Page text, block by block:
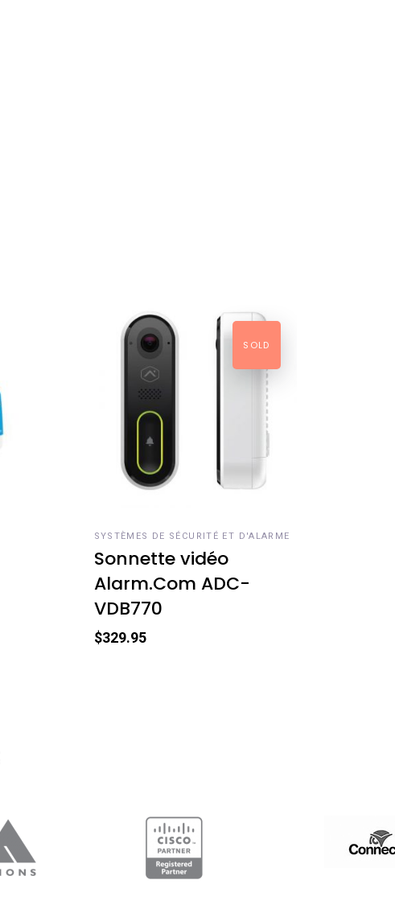
SOLD
LIRE LA SUITE
SYSTÈMES DE SÉCURITÉ ET D'ALARME
Sonnette vidéo
Alarm.Com ADC-
VDB770
$329.95